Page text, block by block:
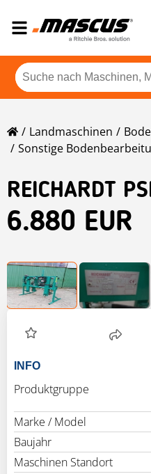
Landmaschinen
Sonstige
REICHARDT
6.880 EUR
INFO
Produktgruppe
Marke / Model
Baujahr
Maschinen Standort